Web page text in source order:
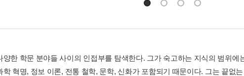
양한 학문 분야들 사이의 인접부를 탐색한다. 그가 숙고하는 지식의 범위에
학 혁명, 정보 이론, 전통 철학, 문학, 신화가 포함되기 때문이다. 그는 끝없